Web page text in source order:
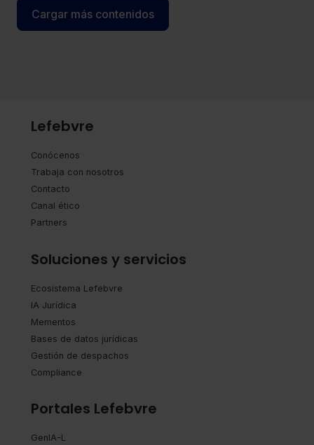
Cargar más contenidos
Lefebvre
Conócenos
Trabaja con nosotros
Contacto
Canal ético
Partners
Soluciones y servicios
Ecosistema Lefebvre
IA Jurídica
Mementos
Bases de datos jurídicas
Gestión de despachos
Compliance
Portales Lefebvre
GenIA-L